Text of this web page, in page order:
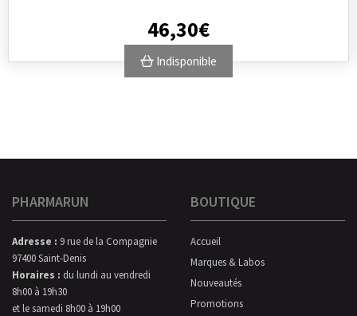
46,30€
Indisponible
PHARMARUN
Adresse : 9 rue de la Compagnie
97400 Saint-Denis
Horaires : du lundi au vendredi
8h00 à 19h30
et le samedi 8h00 à 19h00
BOUTIQUE
Accueil
Marques & Labos
Nouveautés
Promotions